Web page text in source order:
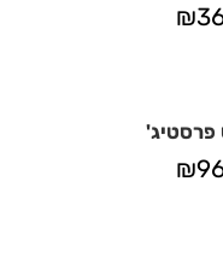
₪
פרסטיג'
₪